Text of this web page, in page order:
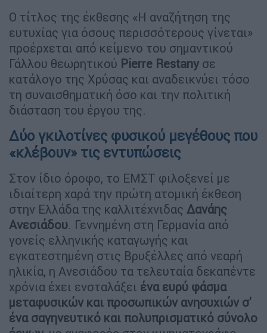
Ο τίτλος της έκθεσης «Η αναζήτηση της
ευτυχίας για όσους περισσότερους γίνεται»
προέρχεται από κείμενο του σημαντικού
Γάλλου θεωρητικού Pierre Restany σε
κατάλογο της Χρύσας και αναδεικνύει τόσο
τη συναισθηματική όσο και την πολιτική
διάσταση του έργου της.
Δύο γκιλοτίνες φυσικού μεγέθους που
«κλέβουν» τις εντυπώσεις
Στον ίδιο όροφο, το EΜΣΤ φιλοξενεί με
ιδιαίτερη χαρά την πρώτη ατομική έκθεση
στην Ελλάδα της καλλιτέχνιδας Δανάης
Ανεσιάδου. Γεννημένη στη Γερμανία από
γονείς ελληνικής καταγωγής και
εγκατεστημένη στις Βρυξέλλες από νεαρή
ηλικία, η Ανεσιάδου τα τελευταία δεκαπέντε
χρόνια έχει ενσταλάξει ένα ευρύ φάσμα
μεταφυσικών και προσωπικών ανησυχιών σ'
ένα σαγηνευτικό και πολυπρισματικό σύνολο